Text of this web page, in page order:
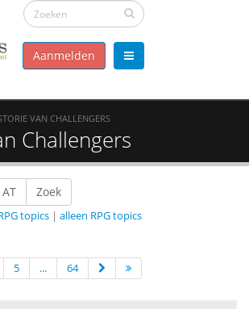
Aanmelden
VAN CHALLENGERS
Challengers
AT Zoek
topics | alleen RPG topics
5 ... 64